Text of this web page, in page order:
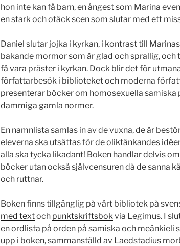
hon inte kan få barn, en ångest som Marina
en stark och otäck scen som slutar med ett
Daniel slutar jojka i kyrkan, i kontrast till
bakande mormor som är glad och sprallig, och
få vara präster i kyrkan. Dock blir det för
författarbesök i biblioteket och moderna
presenterar böcker om homosexuella
dammiga gamla normer.
En namnlista samlas in av de vuxna, de är
eleverna ska utsättas för de oliktänkandes
alla ska tycka likadant! Boken handlar delvis
böcker utan också självcensuren då de sanna
och ruttnar.
Boken finns tillgänglig på vårt bibliotek på
med textoch punktskriftsbok via Legimus. I
en ordlista på orden på samiska och meänkieli
upp i boken, sammanställd av Laedstadius